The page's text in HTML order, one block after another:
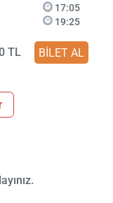
17:05
19:25
TL BİLET AL